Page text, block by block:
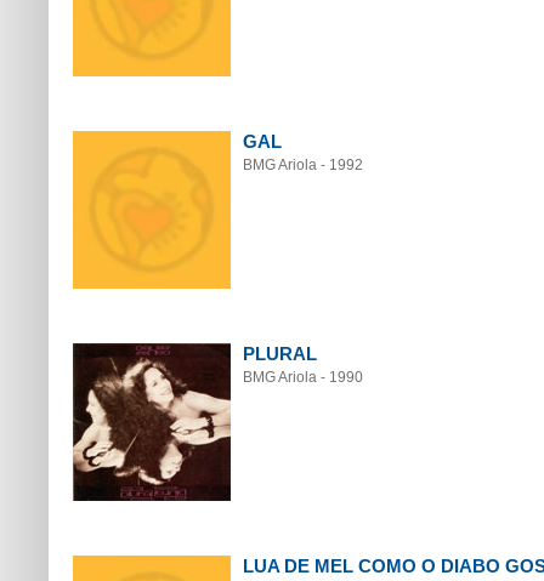
GAL
BMG Ariola - 1992
PLURAL
BMG Ariola - 1990
LUA DE MEL COMO O DIABO